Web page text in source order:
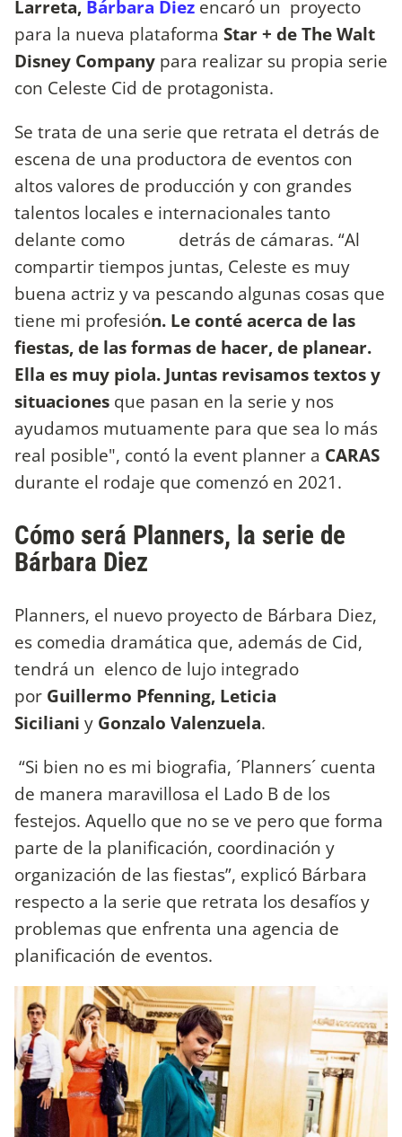
Larreta, Bárbara Diez encaró un proyecto
para la nueva plataforma Star + de The Walt
Disney Company para realizar su propia serie
con Celeste Cid de protagonista.
Se trata de una serie que retrata el detrás de
escena de una productora de eventos con
altos valores de producción y con grandes
talentos locales e internacionales tanto
delante como detrás de cámaras. “Al
compartir tiempos juntas, Celeste es muy
buena actriz y va pescando algunas cosas que
tiene mi profesión. Le conté acerca de las
fiestas, de las formas de hacer, de planear.
Ella es muy piola. Juntas revisamos textos y
situaciones que pasan en la serie y nos
ayudamos mutuamente para que sea lo más
real posible", contó la event planner a CARAS
durante el rodaje que comenzó en 2021.
Cómo será Planners, la serie de
Bárbara Diez
Planners, el nuevo proyecto de Bárbara Diez,
es comedia dramática que, además de Cid,
tendrá un elenco de lujo integrado
por Guillermo Pfenning, Leticia
Siciliani y Gonzalo Valenzuela.
“Si bien no es mi biografia, ´Planners´ cuenta
de manera maravillosa el Lado B de los
festejos. Aquello que no se ve pero que forma
parte de la planificación, coordinación y
organización de las fiestas”, explicó Bárbara
respecto a la serie que retrata los desafíos y
problemas que enfrenta una agencia de
planificación de eventos.